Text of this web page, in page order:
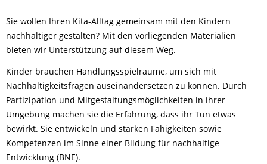
Sie wollen Ihren Kita-Alltag gemeinsam mit den Kindern
nachhaltiger gestalten? Mit den vorliegenden Materialien
bieten wir Unterstützung auf diesem Weg.
Kinder brauchen Handlungsspielräume, um sich mit
Nachhaltigkeitsfragen auseinandersetzen zu können. Durch
Partizipation und Mitgestaltungsmöglichkeiten in ihrer
Umgebung machen sie die Erfahrung, dass ihr Tun etwas
bewirkt. Sie entwickeln und stärken Fähigkeiten sowie
Kompetenzen im Sinne einer Bildung für nachhaltige
Entwicklung (BNE).